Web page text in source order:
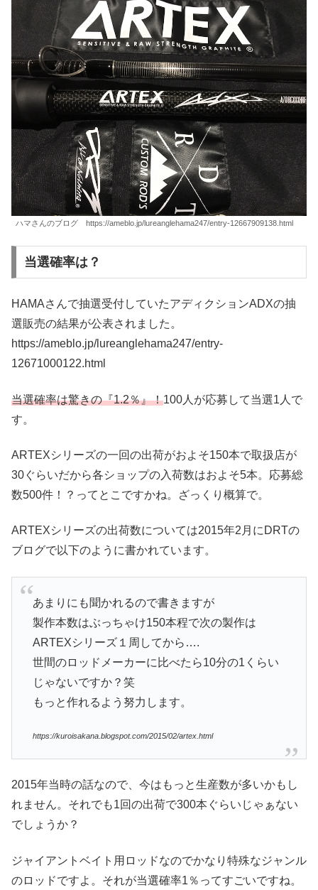
ハマさんのブログ https://ameblo.jp/lureanglehama247/entry-12667909138.html
当選確率は？
HAMAさんで抽選受付していたアディクションADXの抽
選販売の結果が公表されました。
https://ameblo.jp/lureanglehama247/entry-
12671000122.html
当選確率は驚きの『1.2％』！100人が応募して当選1人で
す。
ARTEXシリーズの一回の出荷がおよそ150本で取扱店が
30ぐらいだから各ショップの入荷数はおよそ5本。応募総
数500件！？ってとこですかね。ざっくり概算で。
ARTEXシリーズの出荷数については2015年2月にDRTの
ブログで以下のように書かれています。
あまりにも聞かれるので書きますが
製作本数はぶっちゃけ150本程で次の製作は
ARTEXシリーズ１周してから….
世間のロッドメーカーに比べたら10分の1くらい
じゃないですか？笑
もっと作れるよう努力します。
https://kuroisakana.blogspot.com/2015/02/artex.html
2015年当時の話なので、今はもっと生産数が多いかもし
れません。それでも1回の出荷で300本ぐらいじゃぁない
でしょうか？
ジャイアントベイト用ロッドなのでかなり特殊なジャンル
のロッドですよ。それが当選確率1％ってすごいですね。